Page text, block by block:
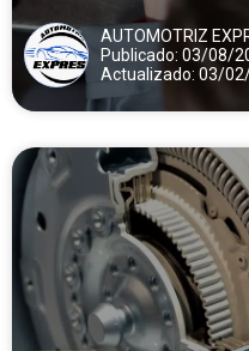
AUTOMOTRIZ
Publicado: 03/08/
Actualizado: 03/